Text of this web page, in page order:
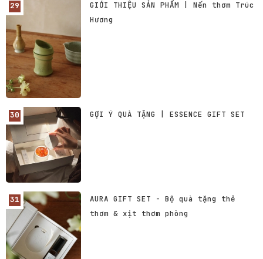
GIỚI THIỆU SẢN PHẨM | Nến thơm Trúc
Hương
GỢI Ý QUÀ TẶNG | ESSENCE GIFT SET
AURA GIFT SET - Bộ quà tặng thẻ
thơm & xịt thơm phòng